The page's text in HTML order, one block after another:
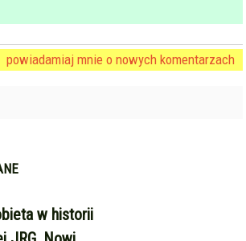
powiadamiaj mnie o nowych komentarzach
w historii